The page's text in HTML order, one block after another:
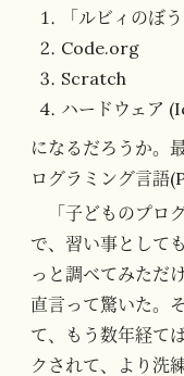
「ルビィのぼう
Code.org
Scratch
ハードウェア
になるだろうか。
ログラミング言語
「子どものプロ
で、習い事として
っと調べてみただ
直言って驚いた。
て、もう数年経て
クされて、より洗